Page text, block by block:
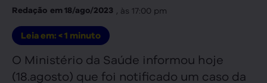
Redação em18/ago/2023 , às 17:00 pm
Leia em: < 1 minuto
O Ministério da Saúde informou hoje
(18.agosto) que foi notificado um caso da